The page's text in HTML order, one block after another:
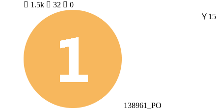
 1.5k  32  0
138961_PO
￥15